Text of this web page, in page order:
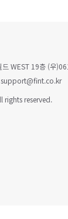
드 WEST 19층 (우
support@fint.co.kr
rights reserved.